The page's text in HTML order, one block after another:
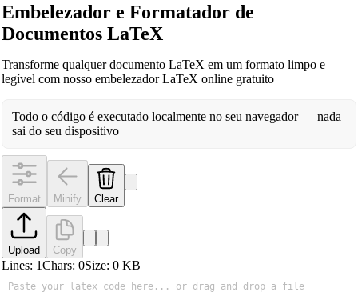
Embelezador e Formatador de
Documentos LaTeX
Transforme qualquer documento LaTeX em um formato limpo e
legível com nosso embelezador LaTeX online gratuito
Todo o código é executado localmente no seu navegador — nada
sai do seu dispositivo
Format Minify Clear
Upload Copy
Lines: 1Chars: 0Size: 0KB